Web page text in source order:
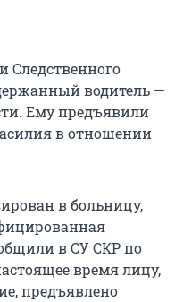
Следственного
водитель —
Ему предъявили
в отношении
в больницу,
в СУ СКР по
время лицу,
предъявлено